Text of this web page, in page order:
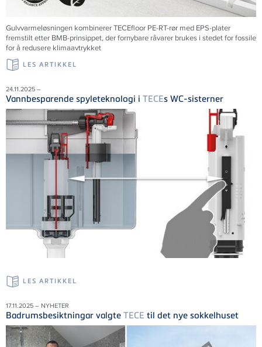
Gulvvarmeløsningen kombinerer TECEfloor PE-RT-rør med EPS-plater
fremstilt etter BMB-prinsippet, der fornybare råvarer brukes i stedet for fossile
for å redusere klimaavtrykket
LES ARTIKKEL
24.11.2025 –
Vannbesparende spyleteknologi i TECEs WC-sisterner
LES ARTIKKEL
17.11.2025 – NYHETER
Badrumsbesiktningar valgte TECE til det nye sokkelhuset